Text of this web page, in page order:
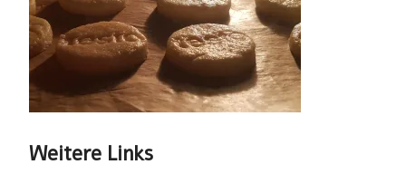
Weitere Links